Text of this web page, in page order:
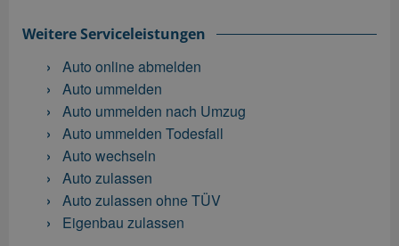
Weitere Serviceleistungen
Auto online abmelden
Auto ummelden
Auto ummelden nach Umzug
Auto ummelden Todesfall
Auto wechseln
Auto zulassen
Auto zulassen ohne TÜV
Eigenbau zulassen